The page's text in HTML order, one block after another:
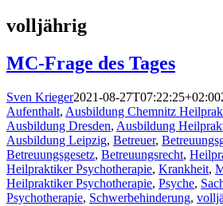
volljährig
MC-Frage des Tages
Sven Krieger2021-08-27T07:22:25+02:00
Aufenthalt, Ausbildung Chemnitz
Ausbildung Dresden, Ausbildung
Ausbildung Leipzig, Betreuer,
Betreuungsgesetz, Betreuungsrecht,
Heilpraktiker Psychotherapie, Krankheit,
Heilpraktiker Psychotherapie, Psyche,
Psychotherapie, Schwerbehinderung,